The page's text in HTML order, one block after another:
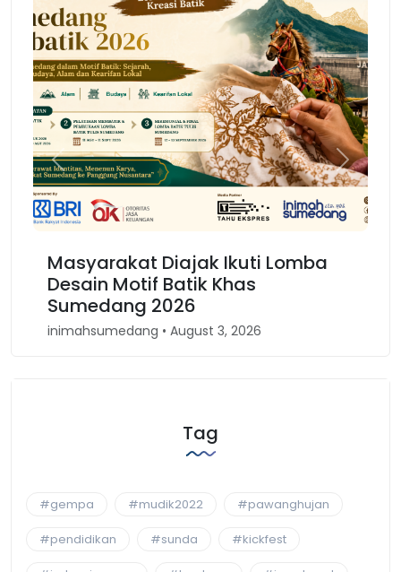
Masyarakat Diajak Ikuti Lomba
Desain Motif Batik Khas
Sumedang 2026
inimahsumedang • August 3, 2026
Previous Next
Tag
#gempa #mudik2022 #pawanghujan
#pendidikan #sunda #kickfest